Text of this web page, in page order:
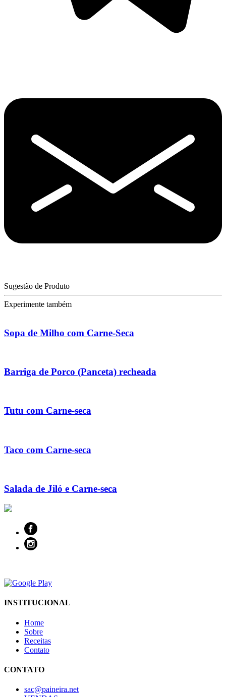
Sugestão de Produto
Experimente também
Sopa de Milho com Carne-Seca
Barriga de Porco (Panceta) recheada
Tutu com Carne-seca
Taco com Carne-seca
Salada de Jiló e Carne-seca
INSTITUCIONAL
Home
Sobre
Receitas
Contato
CONTATO
sac@paineira.net